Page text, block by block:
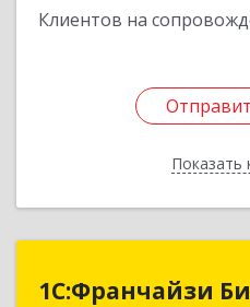
Клиентов на
Показать
1С:Франчайзи